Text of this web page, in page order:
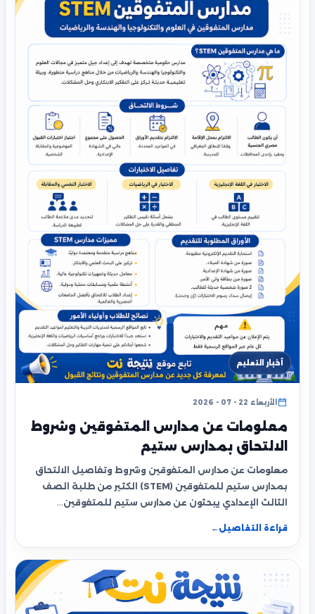
أخبار التعليم
الأربعاء 22 - 07 - 2026
معلومات عن مدارس المتفوقين وشروط
الالتحاق بمدارس ستيم
معلومات عن مدارس المتفوقين وشروط وتفاصيل الالتحاق
بمدارس ستيم للمتفوقين (STEM) الكثير من طلبة الصف
الثالث الإعدادي يبحثون عن مدارس ستيم للمتفوقين…
قراءة التفاصيل ←